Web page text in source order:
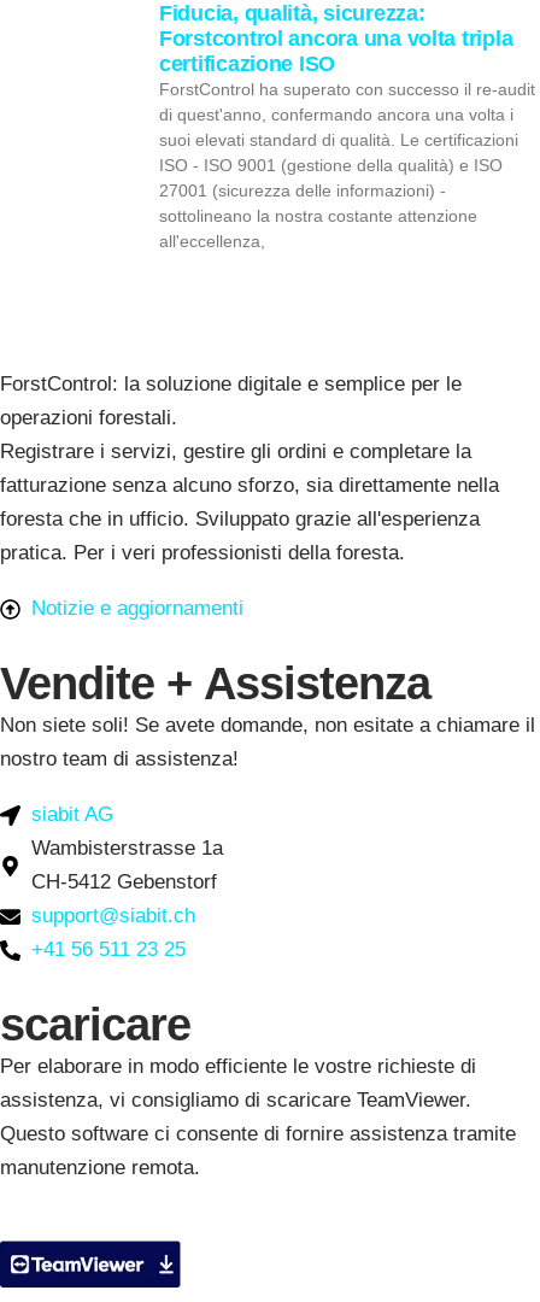
Fiducia, qualità, sicurezza:
Forstcontrol ancora una volta tripla
certificazione ISO
ForstControl ha superato con successo il re-audit
di quest'anno, confermando ancora una volta i
suoi elevati standard di qualità. Le certificazioni
ISO - ISO 9001 (gestione della qualità) e ISO
27001 (sicurezza delle informazioni) -
sottolineano la nostra costante attenzione
all'eccellenza,
ForstControl: la soluzione digitale e semplice per le
operazioni forestali.
Registrare i servizi, gestire gli ordini e completare la
fatturazione senza alcuno sforzo, sia direttamente nella
foresta che in ufficio. Sviluppato grazie all'esperienza
pratica. Per i veri professionisti della foresta.
Notizie e aggiornamenti
Vendite + Assistenza
Non siete soli! Se avete domande, non esitate a chiamare il
nostro team di assistenza!
siabit AG
Wambisterstrasse 1a
CH-5412 Gebenstorf
support@siabit.ch
+41 56 511 23 25
scaricare
Per elaborare in modo efficiente le vostre richieste di
assistenza, vi consigliamo di scaricare TeamViewer.
Questo software ci consente di fornire assistenza tramite
manutenzione remota.